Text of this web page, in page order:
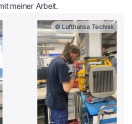
meiner Arbeit.
© Lufthansa Technik